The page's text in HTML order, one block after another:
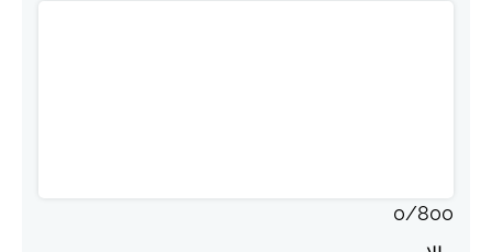
0/800